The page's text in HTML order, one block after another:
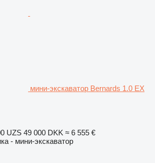
мини-экскаватор Bernards 1.0 EX
UZS 49 000 DKK ≈ 6 555 €
- мини-экскаватор